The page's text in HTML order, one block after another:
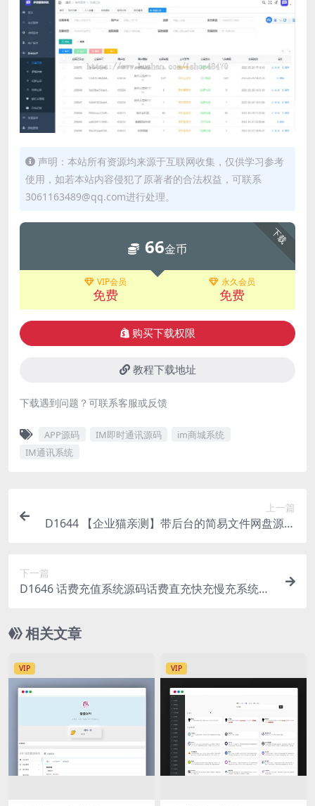
声明：本站所有资源均来源于互联网收集，仅供学习参考
使用，如若本站内容侵犯了原著者的合法权益，可联系
3061163489@qq.com进行处理。
下载
66金币
VIP会员
免费
永久会员
免费
购买下载权限
教程下载地址
下载遇到问题？可联系客服或反馈
APP源码 IM即时通讯源码
im商城系统
IM通讯系统
上一篇
D1644 【企业猫亲测】带后台的简易文件网盘源码
下一篇
D1646 话费充值系统源码话费直充快充慢充系统源
相关文章
VIP VIP